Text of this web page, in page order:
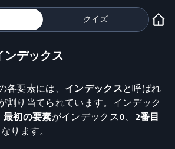
クイズ
デックス
各要素には、 インデックスと呼ばれ
割り当てられています。インデック
最初の要素がインデックス0、 2番目
ります。